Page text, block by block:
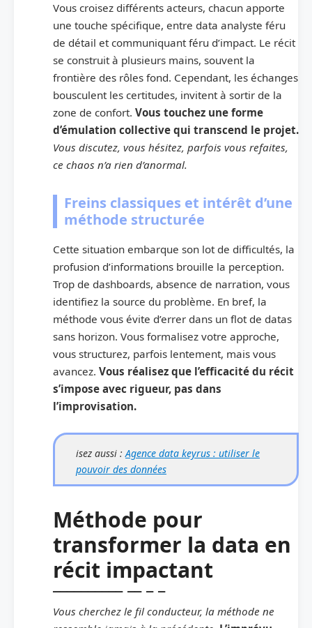
Vous croisez différents acteurs, chacun apporte
une touche spécifique, entre data analyste féru
de détail et communiquant féru d’impact. Le récit
se construit à plusieurs mains, souvent la
frontière des rôles fond. Cependant, les échanges
bousculent les certitudes, invitent à sortir de la
zone de confort. Vous touchez une forme
d’émulation collective qui transcend le projet.
Vous discutez, vous hésitez, parfois vous refaites,
ce chaos n’a rien d’anormal.
Freins classiques et intérêt d’une
méthode structurée
Cette situation embarque son lot de difficultés, la
profusion d’informations brouille la perception.
Trop de dashboards, absence de narration, vous
identifiez la source du problème. En bref, la
méthode vous évite d’errer dans un flot de datas
sans horizon. Vous formalisez votre approche,
vous structurez, parfois lentement, mais vous
avancez. Vous réalisez que l’efficacité du récit
s’impose avec rigueur, pas dans
l’improvisation.
isez aussi : Agence data keyrus : utiliser le
pouvoir des données
Méthode pour
transformer la data en
récit impactant
Vous cherchez le fil conducteur, la méthode ne